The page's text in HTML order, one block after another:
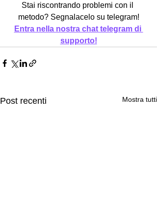
Stai riscontrando problemi con il
metodo? Segnalacelo su telegram!
Entra nella nostra chat telegram di
supporto!
Post recenti Mostra tutti